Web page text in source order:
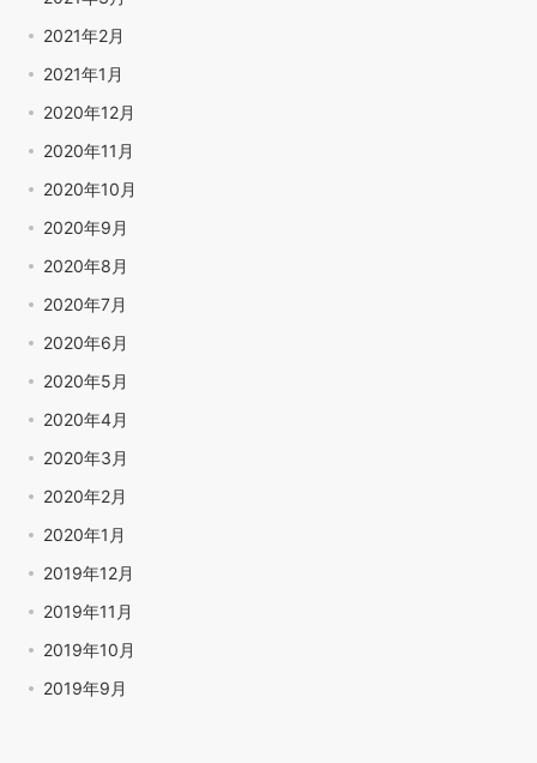
2021年2月
2021年1月
2020年12月
2020年11月
2020年10月
2020年9月
2020年8月
2020年7月
2020年6月
2020年5月
2020年4月
2020年3月
2020年2月
2020年1月
2019年12月
2019年11月
2019年10月
2019年9月